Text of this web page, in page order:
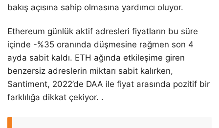
bakış açısına sahip olmasına yardımcı oluyor.
Ethereum günlük aktif adresleri fiyatların bu süre
içinde -%35 oranında düşmesine rağmen son 4
ayda sabit kaldı. ETH ağında etkileşime giren
benzersiz adreslerin miktarı sabit kalırken,
Santiment, 2022’de DAA ile fiyat arasında pozitif bir
farklılığa dikkat çekiyor. .